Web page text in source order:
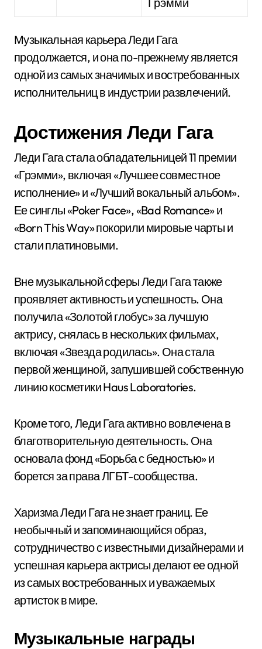
Музыкальная карьера Леди Гага
продолжается, и она по-прежнему является
одной из самых значимых и востребованных
исполнительниц в индустрии развлечений.
Достижения Леди Гага
Леди Гага стала обладательницей 11 премии
«Грэмми», включая «Лучшее совместное
исполнение» и «Лучший вокальный альбом».
Ее синглы «Poker Face», «Bad Romance» и
«Born This Way» покорили мировые чарты и
стали платиновыми.
Вне музыкальной сферы Леди Гага также
проявляет активность и успешность. Она
получила «Золотой глобус» за лучшую
актрису, снялась в нескольких фильмах,
включая «Звезда родилась». Она стала
первой женщиной, запушившей собственную
линию косметики Haus Laboratories.
Кроме того, Леди Гага активно вовлечена в
благотворительную деятельность. Она
основала фонд «Борьба с бедностью» и
борется за права ЛГБТ-сообщества.
Харизма Леди Гага не знает границ. Ее
необычный и запоминающийся образ,
сотрудничество с известными дизайнерами и
успешная карьера актрисы делают ее одной
из самых востребованных и уважаемых
артисток в мире.
Музыкальные награды